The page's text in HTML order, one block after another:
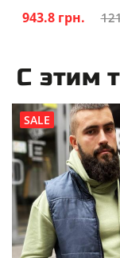
943.8 грн.
С этим
SALE